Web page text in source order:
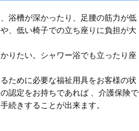
浴槽が深かったり、足腰の筋力が低
、低い椅子での立ち座りに負担が大
りたい。シャワー浴でも立ったり座
ために必要な福祉用具をお客様の状
認定をお持ちであれば 、介護保険で
続きすることが出来ます。